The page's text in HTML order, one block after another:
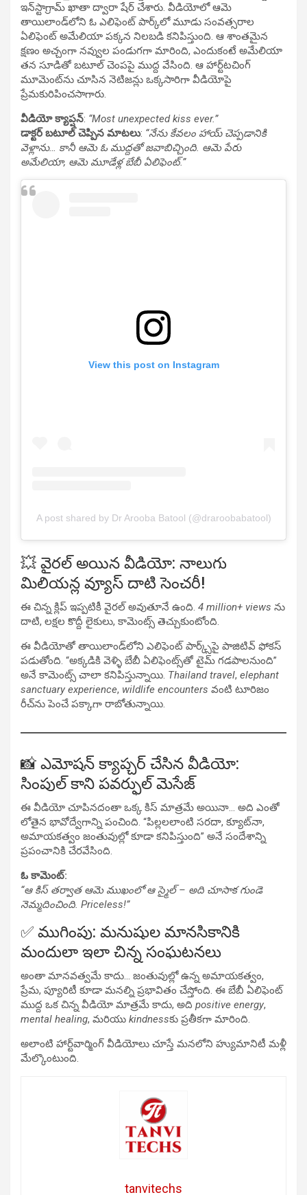
ఇన్‌స్టాగ్రామ్ ఖాతా ద్వారా షేర్ చేశారు. వీడియోలో ఆమె
తాయిలాండ్‌లోని ఓ ఎలిఫెంట్ పార్క్‌లో మూడు సంవత్సరాల
ఏలిఫెంట్ అమేలియా పక్కన నిలబడి కనిపిస్తుంది. ఆ శాంతమైన
క్షణం అచ్చంగా నవ్వుల పండుగగా మారింది, ఎందుకంటే అమేలియా
తన సూడితో బటూల్ చెంపపై ముద్ద వేసింది. ఆ హార్ట్‌టచింగ్
మూమెంట్‌ను చూసిన నెటిజన్లు ఒక్కసారిగా వీడియోపై
ప్రేమకురిపించసాగారు.
వీడియో క్యాప్షన్: “Most unexpected kiss ever.”
డాక్టర్ బటూల్ చెప్పిన మాటలు: “నేను కేవలం హాయ్ చెప్పడానికి
వెళ్లాను… కానీ ఆమె ఓ ముద్దతో జవాబిచ్చింది. ఆమె పేరు
అమేలియా, ఆమె మూడేళ్ల బేబీ ఏలిఫెంట్.”
View this post on Instagram
A post shared by Dr Arooba Batool (@draroobabatool)
💥 వైరల్ అయిన వీడియో: నాలుగు
మిలియన్ల వ్యూస్ దాటి సెంచరీ!
ఈ చిన్న క్లిప్ ఇప్పటికీ వైరల్ అవుతూనే ఉంది. 4 million+ views ను
దాటి, లక్షల కొద్దీ లైకులు, కామెంట్స్ తెచ్చుకుంటోంది.
ఈ వీడియోతో తాయిలాండ్‌లోని ఎలిఫెంట్ పార్క్స్‌పై పాజిటివ్ ఫోకస్
పడుతోంది. “అక్కడికి వెళ్ళి బేబీ ఏలిఫెంట్స్‌తో టైమ్ గడపాలనుంది”
అనే కామెంట్స్ చాలా కనిపిస్తున్నాయి. Thailand travel, elephant
sanctuary experience, wildlife encounters వంటి టూరిజం
రీచ్‌ను పెంచే పక్కాగా రాబోతున్నాయి.
📸 ఎమోషన్ క్యాప్చర్ చేసిన వీడియో:
సింపుల్ కాని పవర్ఫుల్ మెసేజ్
ఈ వీడియో చూపినదంతా ఒక్క కిస్ మాత్రమే అయినా… అది ఎంతో
లోతైన భావోద్వేగాన్ని పంచింది. “పిల్లలలాంటి సరదా, క్యూట్‌నా,
అమాయకత్వం జంతువుల్లో కూడా కనిపిస్తుంది” అనే సందేశాన్ని
ప్రపంచానికి చేరవేసింది.
ఓ కామెంట్:
“ఆ కిస్ తర్వాత ఆమె ముఖంలో ఆ స్మైల్ – అది చూసాక గుండె
నెమ్మదించింది. Priceless!”
✅ ముగింపు: మనుషుల మానసికానికి
మందులా ఇలా చిన్న సంఘటనలు
అంతా మానవత్వమే కాదు… జంతువుల్లో ఉన్న అమాయకత్వం,
ప్రేమ, ప్యూరిటీ కూడా మనల్ని ప్రభావితం చేస్తోంది. ఈ బేబీ ఏలిఫెంట్
ముద్ద ఒక చిన్న వీడియో మాత్రమే కాదు, అది positive energy,
mental healing, మరియు kindnessకు ప్రతీకగా మారింది.
అలాంటి హార్ట్‌వార్మింగ్ వీడియోలు చూస్తే మనలోని హ్యుమానిటీ మళ్లీ
మేల్కొంటుంది.
tanvitechs